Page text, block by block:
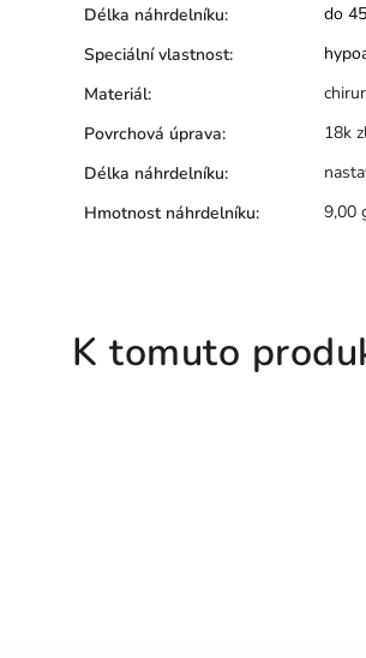
Délka náhrdelníku:
do
Speciální vlastnost:
Materiál:
Povrchová úprava:
18k
Délka náhrdelníku:
Hmotnost náhrdelníku: 9,00
K tomuto